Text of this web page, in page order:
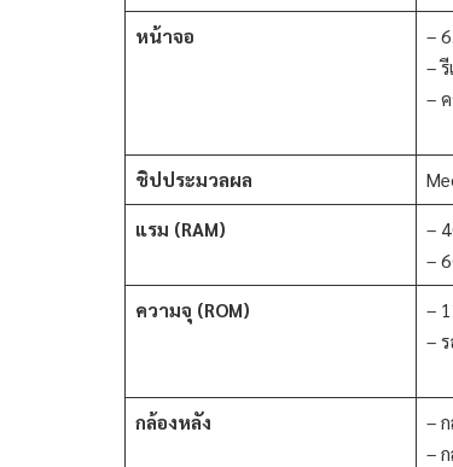
หน้าจอ
–
–
–
ชิปประมวลผล
แรม (RAM)
–
–
ความจุ (ROM)
–
–
กล้องหลัง
–
–